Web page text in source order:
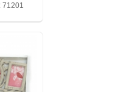
71201